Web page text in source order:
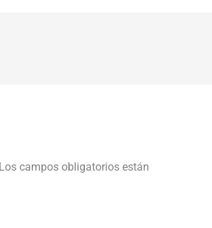
Los campos obligatorios están